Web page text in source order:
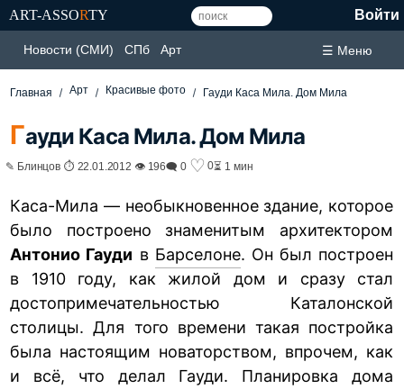
ART-ASSORTY Войти
Новости (СМИ) СПб Арт ☰ Меню
Главная Арт Красивые фото Гауди Каса Мила. Дом Мила
Гауди Каса Мила. Дом Мила
✎ Блинцов ⏱ 22.01.2012 👁 196🗨 0 ♡ 0⏳ 1 мин
Каса-Мила — необыкновенное здание, которое
было построено знаменитым архитектором
Антонио Гауди в Барселоне. Он был построен
в 1910 году, как жилой дом и сразу стал
достопримечательностью Каталонской
столицы. Для того времени такая постройка
была настоящим новаторством, впрочем, как
и всё, что делал Гауди. Планировка дома